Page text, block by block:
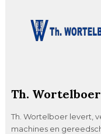
Th.
Th. Wortelboer levert,
machines en